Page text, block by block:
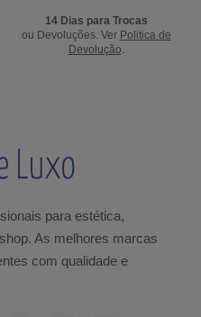
14 Dias para Trocas
ou Devoluções. Ver Politica de
Devolução.
para estética,
As melhores marcas
com qualidade e